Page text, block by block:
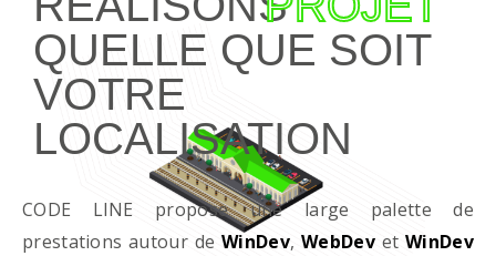
QUELLE QUE SOIT
VOTRE
LOCALISATION
CODE LINE propose une large palette de
prestations autour deWinDev,WebDevet WinDev